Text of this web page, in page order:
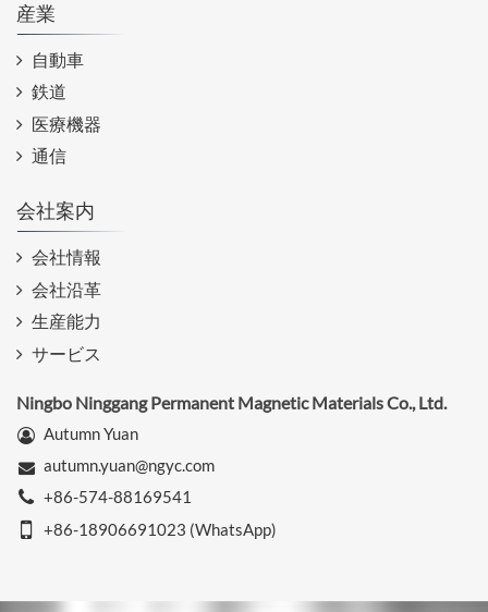
産業
自動車
鉄道
医療機器
通信
会社案内
会社情報
会社沿革
生産能力
サービス
Ningbo Ninggang Permanent Magnetic Materials Co., Ltd.
Autumn Yuan
autumn.yuan@ngyc.com
+86-574-88169541
+86-18906691023 (WhatsApp)